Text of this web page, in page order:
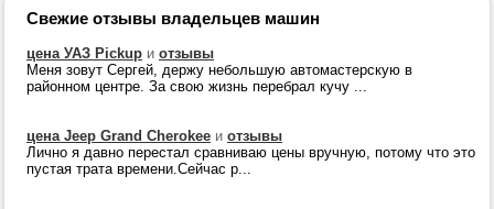
Свежие отзывы владельцев машин
цена УАЗ Pickup и отзывы
Меня зовут Сергей, держу небольшую автомастерскую в
районном центре. За свою жизнь перебрал кучу ...
цена Jeep Grand Cherokee и отзывы
Лично я давно перестал сравниваю цены вручную, потому что это
пустая трата времени.Сейчас р...